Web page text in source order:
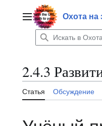
содержаниюГлавное менюОхота на
2.4.3
Статья Обсуждение